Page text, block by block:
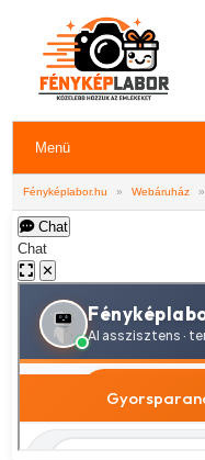
Menü
Fényképlabor.hu » Webáruház »
Chat
Chat
✕